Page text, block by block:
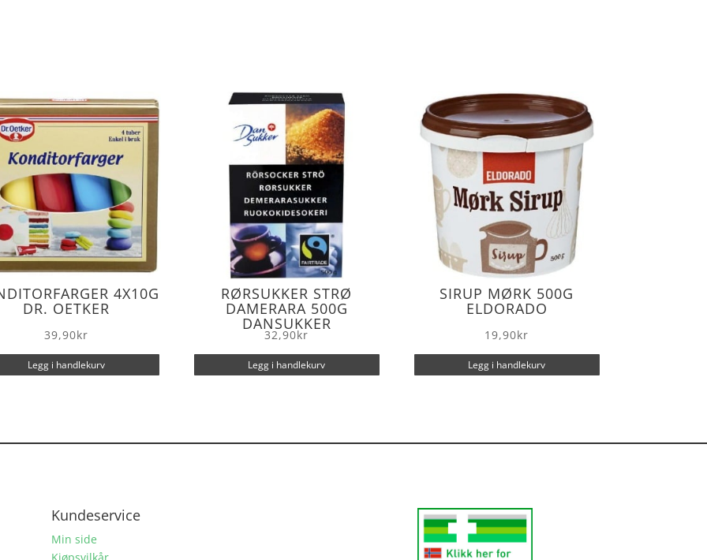
4X10G
DR. OETKER
39,90kr
Legg i handlekurv
RØRSUKKER STRØ
DAMERARA 500G
DANSUKKER
32,90kr
Legg i handlekurv
SIRUP MØRK 500G
ELDORADO
19,90kr
Legg i handlekurv
Kundeservice
Min side
Kjøpsvilkår